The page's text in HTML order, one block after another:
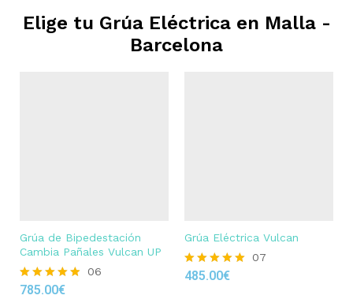
Elige tu Grúa Eléctrica en Malla -
Barcelona
Grúa de Bipedestación
Cambia Pañales Vulcan UP
Rated
06
785.00€
Grúa Eléctrica Vulcan
Rated
07
485.00€